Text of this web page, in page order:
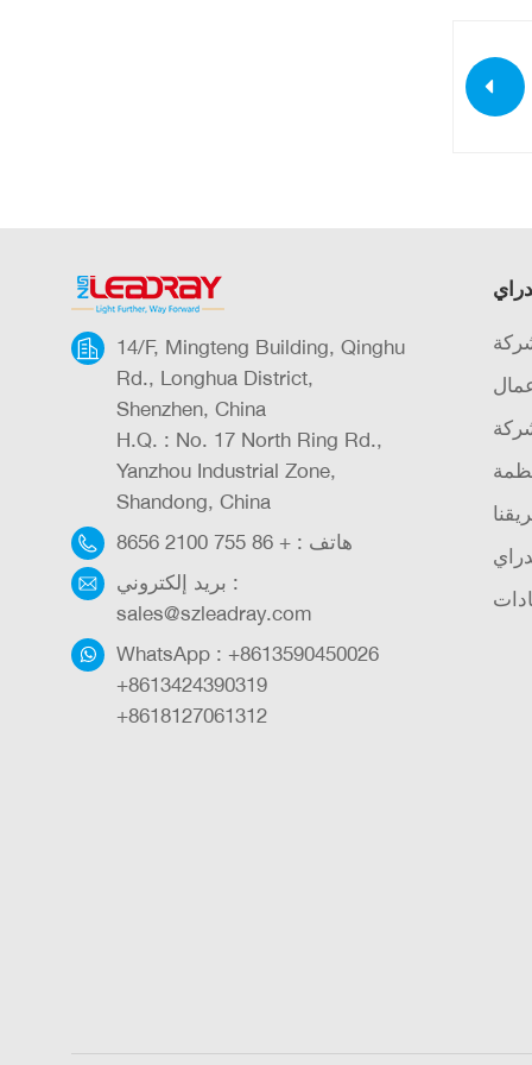
14/F, Mingteng Building, Qinghu
Rd., Longhua District,
Shenzhen, China
H.Q. : No. 17 North Ring Rd.,
Yanzhou Industrial Zone,
Shandong, China
هاتف : + 86 755 2100 8656
بريد إلكتروني :
sales@szleadray.com
WhatsApp : +8613590450026
+8613424390319
+8618127061312